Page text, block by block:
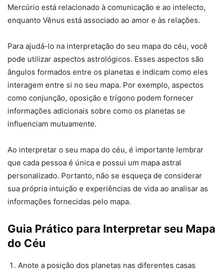
Mercúrio está relacionado à comunicação e ao intelecto,
enquanto Vênus está associado ao amor e às relações.
Para ajudá-lo na interpretação do seu mapa do céu, você
pode utilizar aspectos astrológicos. Esses aspectos são
ângulos formados entre os planetas e indicam como eles
interagem entre si no seu mapa. Por exemplo, aspectos
como conjunção, oposição e trígono podem fornecer
informações adicionais sobre como os planetas se
influenciam mutuamente.
Ao interpretar o seu mapa do céu, é importante lembrar
que cada pessoa é única e possui um mapa astral
personalizado. Portanto, não se esqueça de considerar
sua própria intuição e experiências de vida ao analisar as
informações fornecidas pelo mapa.
Guia Prático para Interpretar seu Mapa
do Céu
Anote a posição dos planetas nas diferentes casas